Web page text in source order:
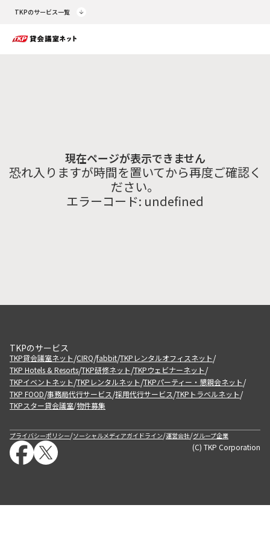
TKPのサービス一覧
現在ページが表示できません
恐れ入りますが時間を置いてから再度ご確認く
ださい。
エラーコード: undefined
TKPのサービス
TKP貸会議室ネット/CIRQ/fabbit/TKPレンタルオフィスネット/
TKP Hotels & Resorts/TKP研修ネット/TKPウェビナーネット/
TKPイベントネット/TKPレンタルネット/TKPパーティー・懇親会ネット/
TKP FOOD/事務局代行サービス/採用代行サービス/TKPトラベルネット/
TKPスター貸会議室/物件募集
プライバシーポリシー/ソーシャルメディアガイドライン/運営会社/グループ企業
(C) TKP Corporation